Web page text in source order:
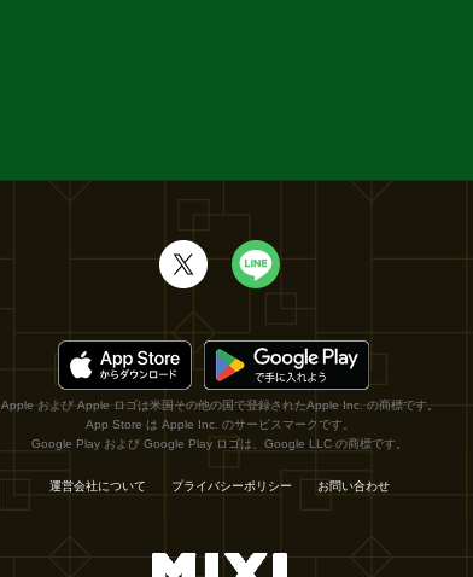
Apple および Apple ロゴは米国その他の国で登録されたApple Inc. の商標です。
App Store は Apple Inc. のサービスマークです。
Google Play および Google Play ロゴは、Google LLC の商標です。
運営会社について プライバシーポリシー お問い合わせ